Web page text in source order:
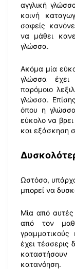
αγγλική
κοινή
σαφείς
να μάθει
γλώσσα.
Ακόμα μία
γλώσσα έχει
παρόμοιο
γλώσσα.
όπου η
εύκολο να βρει
και εξάσκηση
Ωστόσο,
μπορεί να
Μία από αυτές
από τον
έχει τέσσερις
κατανόηση.